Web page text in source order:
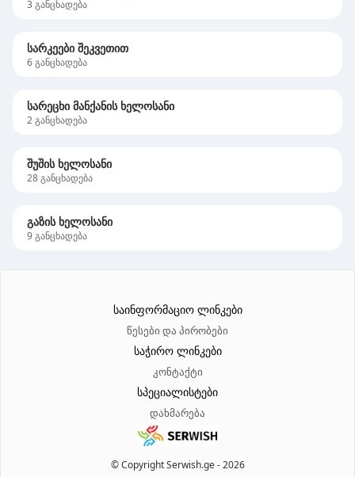
3 განცხადება
სარკეები შეკვეთით
6განცხადება
სარეცხი მანქანის ხელოსანი
2განცხადება
შუშის ხელოსანი
28განცხადება
გაზის ხელოსანი
9განცხადება
© Copyright Serwish.ge -2026
საინფორმაციო ლინკები
წესები და პირობები
საჭირო ლინკები
კონტაქტი
სპეციალისტები
დახმარება